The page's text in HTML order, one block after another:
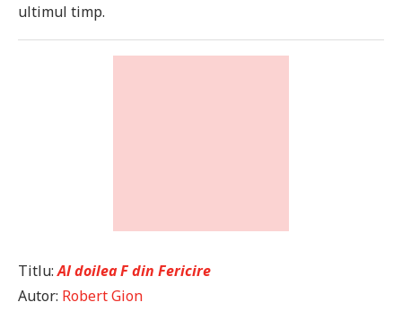
ultimul timp.
Titlu:Al doilea F din Fericire
Autor: Robert Gion